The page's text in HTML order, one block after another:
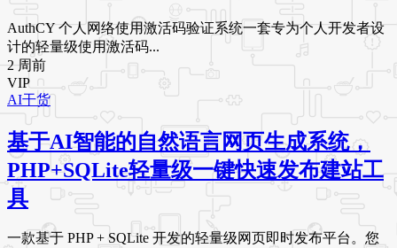
AuthCY 个人网络使用激活码验证系统一套专为个人开发者设
计的轻量级使用激活码...
2 周前
VIP
AI干货
基于AI智能的自然语言网页生成系统，
PHP+SQLite轻量级一键快速发布建站工
具
一款基于 PHP + SQLite 开发的轻量级网页即时发布平台。您